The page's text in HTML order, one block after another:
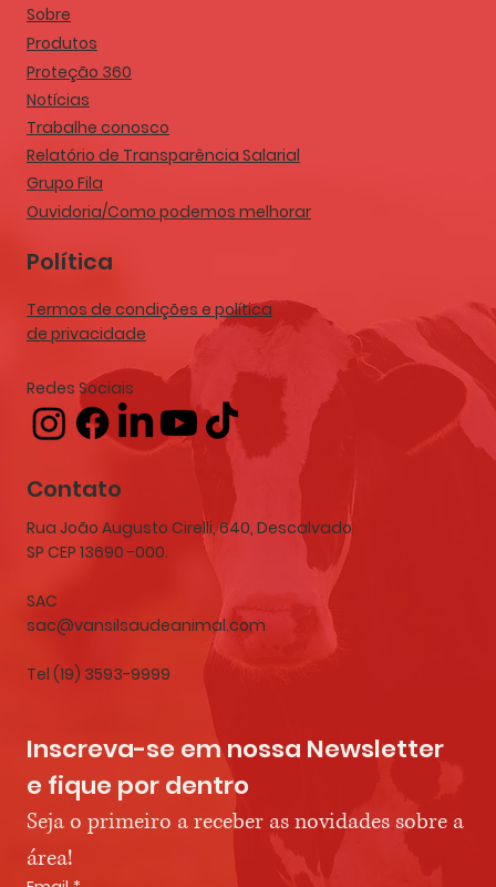
Sobre
Produtos
Proteção 360
Notícias
Trabalhe conosco
Relatório de Transparência Salarial
Grupo Fila
Ouvidoria/Como podemos melhorar
Política
Termos de condições e política
de privacidade
Redes Sociais
Contato
Rua João Augusto Cirelli, 640, Descalvado
SP CEP 13690 -000.
SAC
sac@vansilsaudeanimal.com
Tel (19) 3593-9999
Inscreva-se em nossa Newsletter
e fique por dentro
Seja o primeiro a receber as novidades sobre a
área!